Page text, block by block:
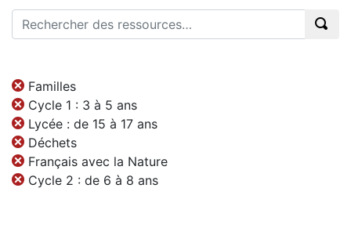
Familles
Cycle 1 : 3 à 5 ans
Lycée : de 15 à 17 ans
Déchets
Français avec la Nature
Cycle 2 : de 6 à 8 ans